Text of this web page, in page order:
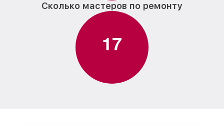
Сколько мастеров по ремонту
17